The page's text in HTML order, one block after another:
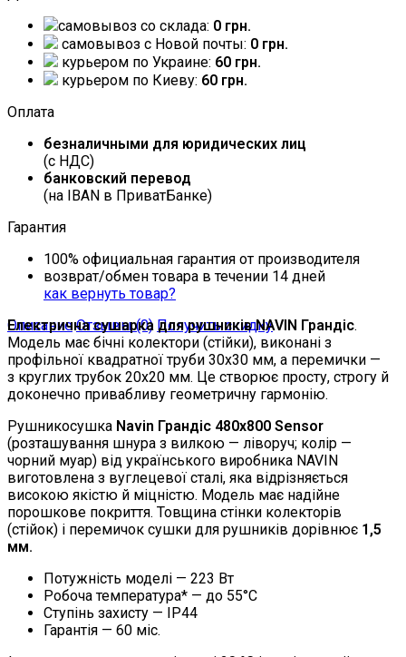
самовывоз со склада: 0 грн.
самовывоз c Новой почты: 0 грн.
курьером по Украине: 60 грн.
курьером по Киеву: 60 грн.
Оплата
безналичными для юридических лиц
(с НДС)
банковский перевод
(на IBAN в ПриватБанке)
Гарантия
100% официальная гарантия от производителя
возврат/обмен товара в течении 14 дней
как вернуть товар?
Описание Отзывы (0) Получить скидку
Електрична сушарка для рушників NAVIN Грандіс.
Модель має бічні колектори (стійки), виконані з
профільної квадратної труби 30х30 мм, а перемички —
з круглих трубок 20х20 мм. Це створює просту, строгу й
доконечно привабливу геометричну гармонію.
Рушникосушка Navin Грандіс 480х800 Sensor
(розташування шнура з вилкою — ліворуч; колір —
чорний муар) від українського виробника NAVIN
виготовлена з вуглецевої сталі, яка відрізняється
високою якістю й міцністю. Модель має надійне
порошкове покриття. Товщина стінки колекторів
(стійок) і перемичок сушки для рушників дорівнює 1,5
мм.
Потужність моделі — 223 Вт
Робоча температура* — до 55°C
Ступінь захисту — IP44
Гарантія — 60 міс.